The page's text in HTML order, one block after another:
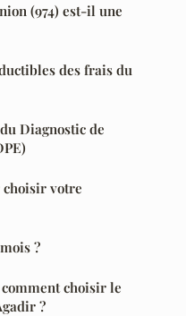
(974) est-il une
des frais du
Diagnostic de
choisir votre
?
choisir le
?